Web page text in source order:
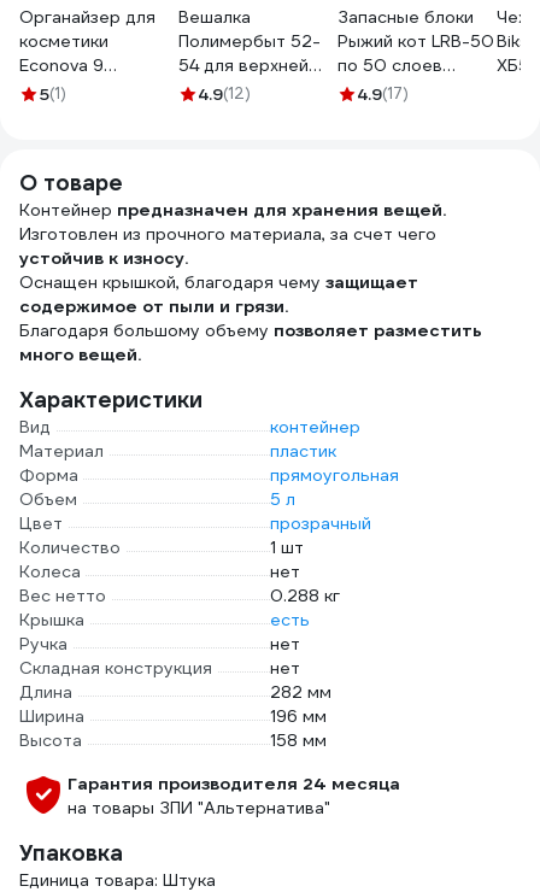
Органайзер для
косметики
Econova 9
отделений,
5(1)
Вешалка
Полимербыт 52-
54 для верхней
одежды
4.9(12)
Запасные блоки
Рыжий кот LRB-50
по 50 слоев
92409
4.9(17)
О товаре
Контейнер предназначен для хранения вещей.
Изготовлен из прочного материала, за счет чего
устойчив к износу.
Оснащен крышкой, благодаря чему защищает
содержимое от пыли и грязи.
Благодаря большому объему позволяет разместить
много вещей.
Характеристики
Вид
контейнер
Материал
пластик
Форма
прямоугольная
Объем
5 л
Цвет
прозрачный
Количество
1 шт
Колеса
нет
Вес нетто
0.288 кг
Крышка
есть
Ручка
нет
Складная конструкция
нет
Длина
282 мм
Ширина
196 мм
Высота
158 мм
Гарантия производителя 24 месяца
на товары ЗПИ "Альтернатива"
Упаковка
Единица товара: Штука